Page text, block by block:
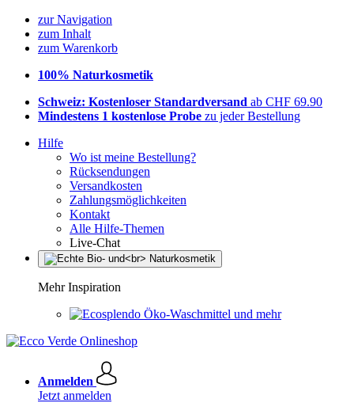
zur Navigation
zum Inhalt
zum Warenkorb
100% Naturkosmetik
Schweiz: Kostenloser Standardversand ab CHF 69.90
Mindestens 1 kostenlose Probe zu jeder Bestellung
Hilfe
Wo ist meine Bestellung?
Rücksendungen
Versandkosten
Zahlungsmöglichkeiten
Kontakt
Alle Hilfe-Themen
Live-Chat
Mehr Inspiration
Öko-Waschmittel und mehr
Anmelden
Jetzt anmelden